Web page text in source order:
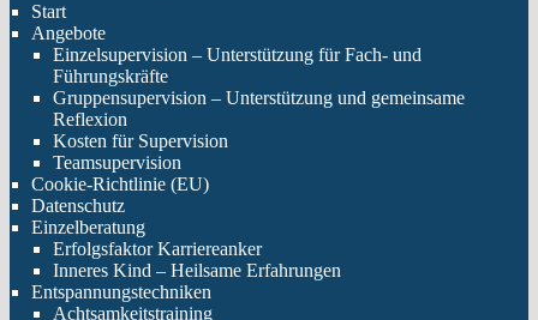
Start
Angebote
Einzelsupervision – Unterstützung für Fach- und
Führungskräfte
Gruppensupervision – Unterstützung und gemeinsame
Reflexion
Kosten für Supervision
Teamsupervision
Cookie-Richtlinie (EU)
Datenschutz
Einzelberatung
Erfolgsfaktor Karriereanker
Inneres Kind – Heilsame Erfahrungen
Entspannungstechniken
Achtsamkeitstraining